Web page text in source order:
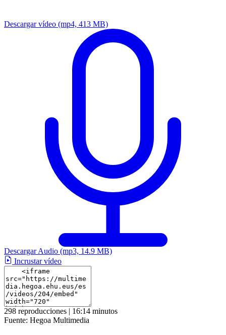
Descargar vídeo (mp4, 413 MB)
Descargar Audio (mp3, 14.9 MB)
Incrustar vídeo
298 reproducciones | 16:14 minutos
Fuente: Hegoa Multimedia